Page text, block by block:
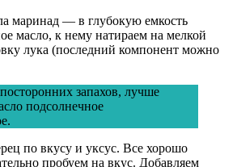
маринад — в глубокую емкость
масло, к нему натираем на мелкой
лука (последний компонент можно
запахов, лучше
подсолнечное
по вкусу и уксус. Все хорошо
пробуем на вкус. Добавляем